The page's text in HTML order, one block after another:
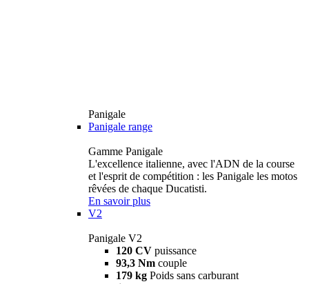
Panigale
Panigale range
Gamme Panigale
L'excellence italienne, avec l'ADN de la course
et l'esprit de compétition : les Panigale les motos
rêvées de chaque Ducatisti.
En savoir plus
V2
Panigale V2
120 CV puissance
93,3 Nm couple
179 kg Poids sans carburant